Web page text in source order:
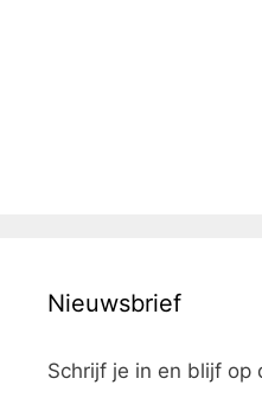
Nieuwsbrief
Schrijf je in en blijf op